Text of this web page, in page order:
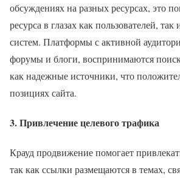
обсуждениях на разных ресурсах, это
ресурса в глазах как пользователей,
систем. Платформы с активной
форумы и блоги, воспринимаются
как надежные источники, что
позициях сайта.
3.Привлечение целевого трафика
Крауд продвижение помогает
так как ссылки размещаются в темах,